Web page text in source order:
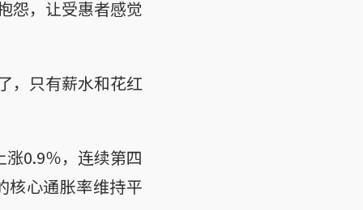
怨，让受惠者感觉
，只有薪水和花红
0.9％，连续第四
核心通胀率维持平